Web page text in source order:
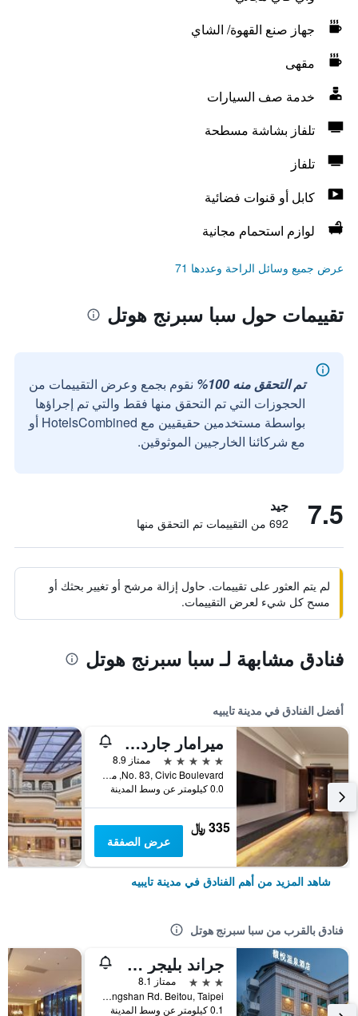
جهاز صنع القهوة/ الشاي
مقهى
خدمة صف السيارات
تلفاز بشاشة مسطحة
تلفاز
كابل أو قنوات فضائية
لوازم استحمام مجانية
عرض جميع وسائل الراحة وعددها 71
تقييمات حول سبا سبرنج هوتل
تم التحقق منه 100%
نقوم بجمع وعرض التقييمات من
الحجوزات التي تم التحقق منها فقط والتي تم إجراؤها
بواسطة مستخدمين حقيقيين مع HotelsCombined أو
مع شركائنا الخارجيين الموثوقين.
7.5 جيد
692 من التقييمات تم التحقق منها
لم يتم العثور على تقييمات. حاول إزالة مرشح أو تغيير بحثك أو
مسح كل شيء لعرض التقييمات.
فنادق مشابهة لـ سبا سبرنج هوتل
أفضل الفنادق في مدينة تايبيه
ميرامار جاردن تابييه
5 نجوم
ممتاز 8.9
No. 83, Civic Boulevard, مدينة تايبيه, تايوان
0.0 كيلومتر عن وسط المدينة
335 ﷼
عرض الصفقة
شاهد المزيد من أهم الفنادق في مدينة تايبيه
فنادق بالقرب من سبا سبرنج هوتل
جراند بليجر سبرينج هوتل
3 نجوم
ممتاز 8.1
No. 26, Zhongshan Rd. Beitou, Taipei, مدينة تايبيه, تايوان
0.1 كيلومتر عن وسط المدينة